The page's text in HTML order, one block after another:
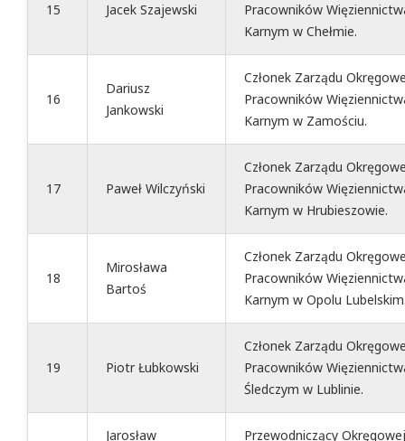
15 Jacek Szajewski
Pracowników
Karnym w Chełmie.
16
Dariusz
Jankowski
Członek Zarządu
Pracowników
Karnym w Zamościu.
17 Paweł Wilczyński
Członek Zarządu
Pracowników
Karnym w Hrubieszowie.
18
Mirosława
Bartoś
Członek Zarządu
Pracowników
Karnym w Opolu
19 Piotr Łubkowski
Członek Zarządu
Pracowników
Śledczym w Lublinie.
Jarosław Przewodniczący